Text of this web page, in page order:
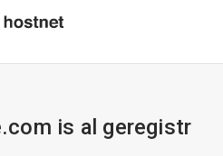
is al geregistr